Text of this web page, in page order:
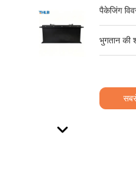
पैकेजिंग
भुगतान की